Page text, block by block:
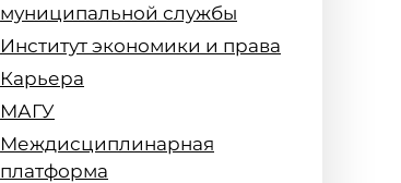
муниципальной службы
Институт экономики и права
Карьера
МАГУ
Междисциплинарная
платформа